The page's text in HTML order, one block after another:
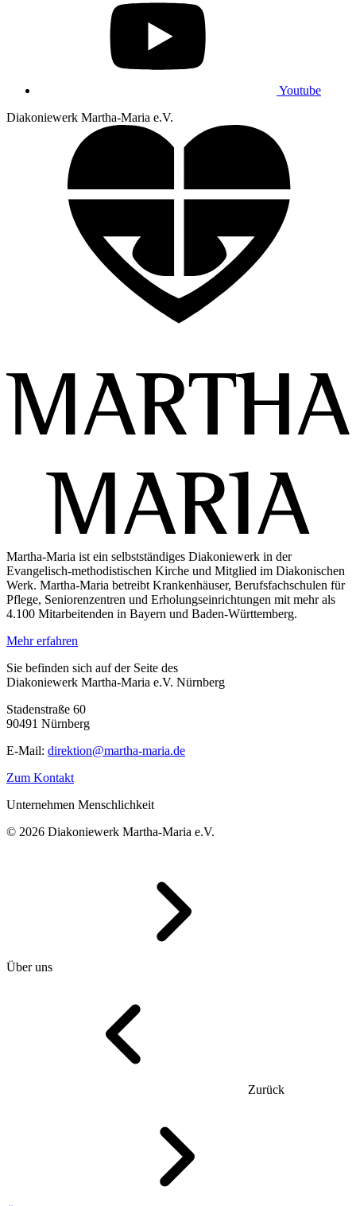
Youtube
Diakoniewerk Martha-Maria e.V.
Martha-Maria ist ein selbstständiges Diakoniewerk in der
Evangelisch-methodistischen Kirche und Mitglied im Diakonischen
Werk. Martha-Maria betreibt Krankenhäuser, Berufsfachschulen für
Pflege, Seniorenzentren und Erholungseinrichtungen mit mehr als
4.100 Mitarbeitenden in Bayern und Baden-Württemberg.
Mehr erfahren
Sie befinden sich auf der Seite des
Diakoniewerk Martha-Maria e.V. Nürnberg
Stadenstraße 60
90491 Nürnberg
E-Mail: direktion@martha-maria.de
Zum Kontakt
Unternehmen Menschlichkeit
© 2026 Diakoniewerk Martha-Maria e.V.
Über uns
Zurück